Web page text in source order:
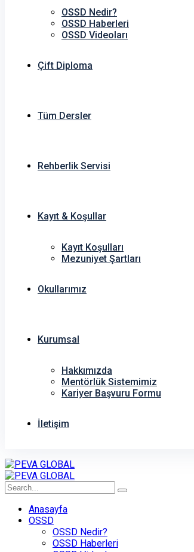
OSSD Nedir?
OSSD Haberleri
OSSD Videoları
Çift Diploma
Tüm Dersler
Rehberlik Servisi
Kayıt & Koşullar
Kayıt Koşulları
Mezuniyet Şartları
Okullarımız
Kurumsal
Hakkımızda
Mentörlük Sistemimiz
Kariyer Başvuru Formu
İletişim
Anasayfa
OSSD
OSSD Nedir?
OSSD Haberleri